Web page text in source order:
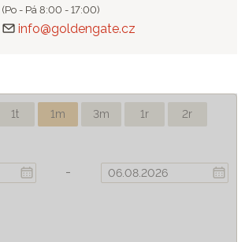
(Po - Pá 8:00 - 17:00)
info@goldengate.cz
1t 1m 3m 1r 2r
-